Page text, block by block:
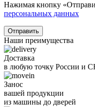
Нажимая кнопку
персональных данных
Отправить
Наши преимущества
Доставка
в любую точку России и
Занос
вашей продукции
из машины до дверей